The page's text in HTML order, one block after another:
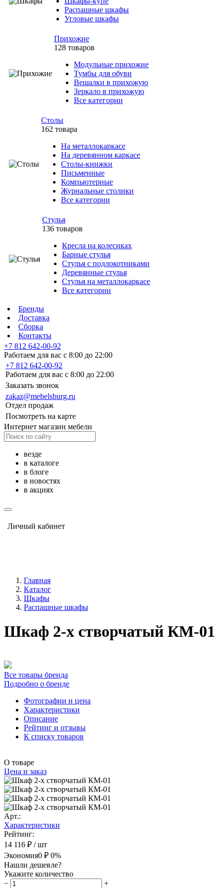
Распашные шкафы
Угловые шкафы
Прихожие
128 товаров
Модульные прихожие
Тумбы для обуви
Вешалки в прихожую
Зеркало в прихожую
Все категории
Столы
162 товара
На металлокаркасе
На деревянном каркасе
Столы-книжки
Письменные
Компьютерные
Журнальные столики
Все категории
Стулья
136 товаров
Кресла на колесиках
Барные стулья
Стулья с подлокотниками
Деревянные стулья
Стулья на металлокаркасе
Все категории
Бренды
Доставка
Сборка
Контакты
+7 812 642-00-92
Работаем для вас с 8:00 до 22:00
+7 812 642-00-92
Работаем для вас с 8:00 до 22:00
Заказать звонок
zakaz@mebelsburg.ru
Отдел продаж
Посмотреть на карте
Интернет магазин мебели
везде
в каталоге
в блоге
в новостях
в акциях
Личный кабинет
Главная
Каталог
Шкафы
Распашные шкафы
Шкаф 2-х створчатый КМ-01
Все товары бренда
Подробно о бренде
Фотографии и цена
Характеристики
Описание
Рейтинг и отзывы
К списку товаров
О товаре
Цена и заказ
Арт.:
Характеристики
Рейтинг:
14 116 ₽ / шт
Экономия0 ₽ 0%
Нашли дешевле?
Укажите количество
−
+